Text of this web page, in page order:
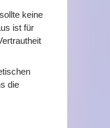
keine
ist für
die